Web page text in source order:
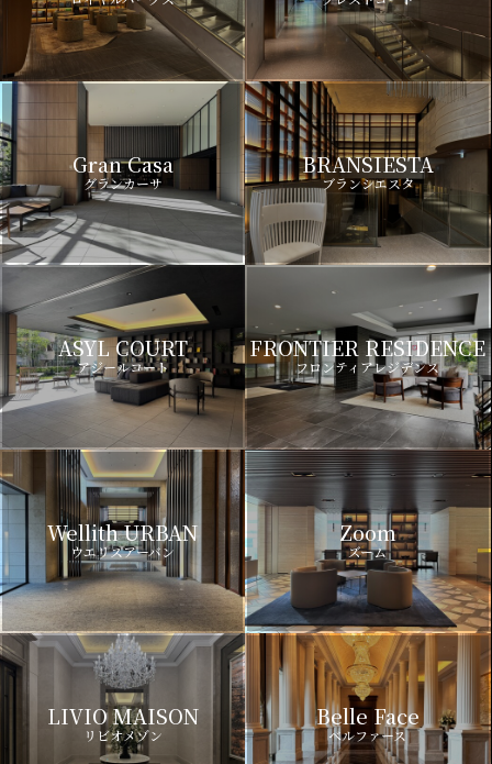
Gran Casa
グランカーサ
BRANSIESTA
ブランシエスタ
ASYL COURT
アジールコート
FRONTIER RESIDENCE
フロンティアレジデンス
Wellith URBAN
ウエリスアーバン
Zoom
ズーム
LIVIO MAISON
リビオメゾン
Belle Face
ベルファース